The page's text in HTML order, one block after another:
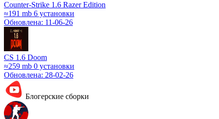
Counter-Strike 1.6 Razer Edition
≈191 mb 6 установки
Обновлена: 11-06-26
CS 1.6 Doom
≈259 mb 0 установки
Обновлена: 28-02-26
Блогерские сборки